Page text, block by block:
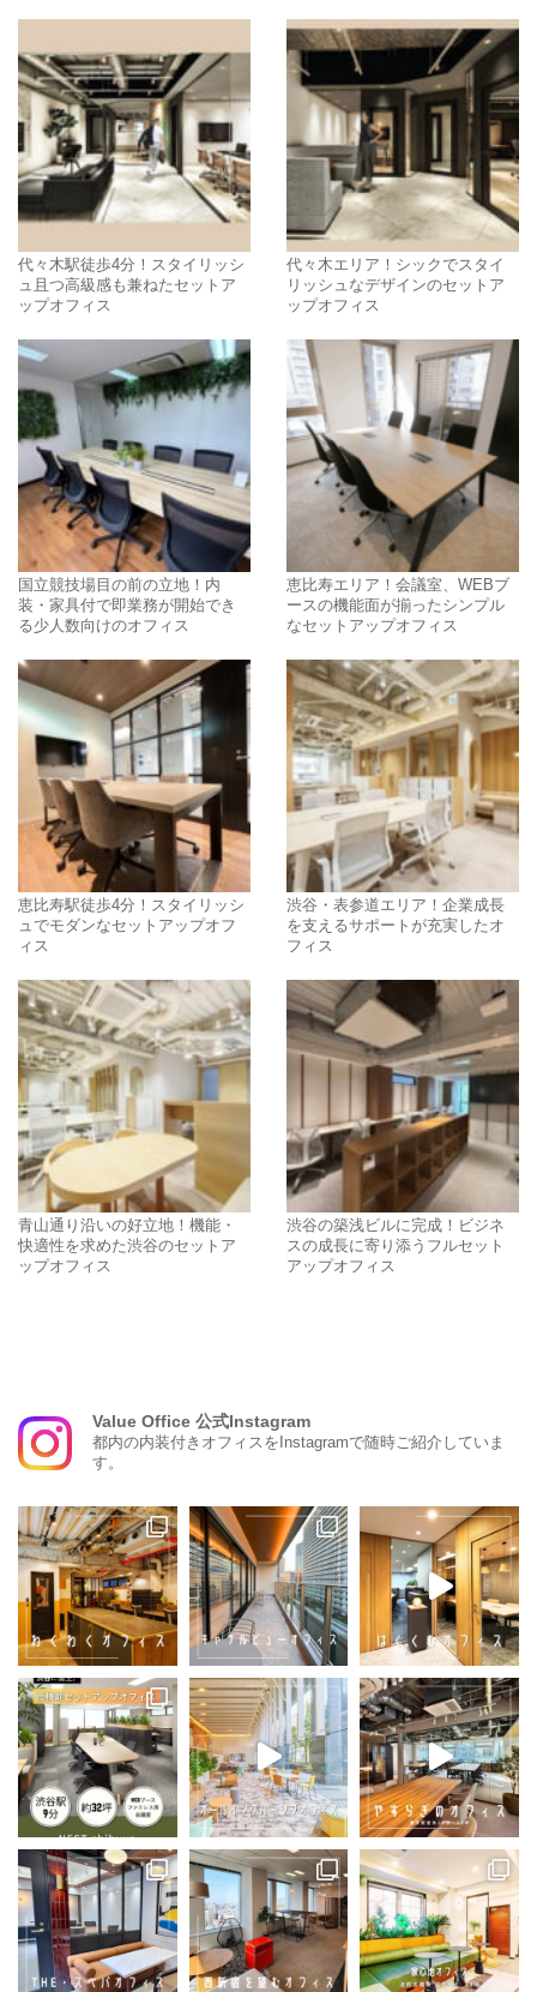
代々木駅徒歩4分！スタイリッシ
ュ且つ高級感も兼ねたセットア
ップオフィス
代々木エリア！シックでスタイ
リッシュなデザインのセットア
ップオフィス
国立競技場目の前の立地！内
装・家具付で即業務が開始でき
る少人数向けのオフィス
恵比寿エリア！会議室、WEBブ
ースの機能面が揃ったシンプル
なセットアップオフィス
恵比寿駅徒歩4分！スタイリッシ
ュでモダンなセットアップオフ
ィス
渋谷・表参道エリア！企業成長
を支えるサポートが充実したオ
フィス
青山通り沿いの好立地！機能・
快適性を求めた渋谷のセットア
ップオフィス
渋谷の築浅ビルに完成！ビジネ
スの成長に寄り添うフルセット
アップオフィス
Value Office 公式Instagram
都内の内装付きオフィスをInstagramで随時ご紹介していま
す。